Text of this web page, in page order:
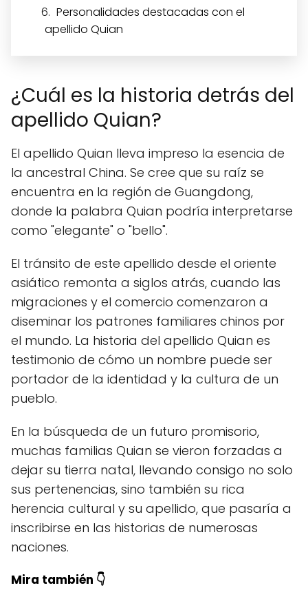
Personalidades destacadas con el
apellido Quian
¿Cuál es la historia detrás del
apellido Quian?
El apellido Quian lleva impreso la esencia de
la ancestral China. Se cree que su raíz se
encuentra en la región de Guangdong,
donde la palabra Quian podría interpretarse
como "elegante" o "bello".
El tránsito de este apellido desde el oriente
asiático remonta a siglos atrás, cuando las
migraciones y el comercio comenzaron a
diseminar los patrones familiares chinos por
el mundo. La historia del apellido Quian es
testimonio de cómo un nombre puede ser
portador de la identidad y la cultura de un
pueblo.
En la búsqueda de un futuro promisorio,
muchas familias Quian se vieron forzadas a
dejar su tierra natal, llevando consigo no solo
sus pertenencias, sino también su rica
herencia cultural y su apellido, que pasaría a
inscribirse en las historias de numerosas
naciones.
Mira también 👇